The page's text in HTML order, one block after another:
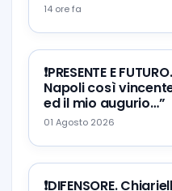
14 ore fa
❗️PRESENTE E
Napoli così
ed il mio augurio…”
01 Agosto 2026
❗️DIFENSORE.